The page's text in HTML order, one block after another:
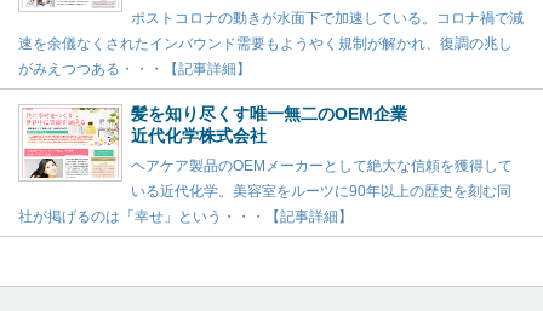
ポストコロナの動きが水面下で加速している。コロナ禍で減
速を余儀なくされたインバウンド需要もようやく規制が解かれ、復調の兆し
がみえつつある・・・【記事詳細】
髪を知り尽くす唯一無二のOEM企業
近代化学株式会社
ヘアケア製品のOEMメーカーとして絶大な信頼を獲得して
いる近代化学。美容室をルーツに90年以上の歴史を刻む同
社が掲げるのは「幸せ」という・・・【記事詳細】